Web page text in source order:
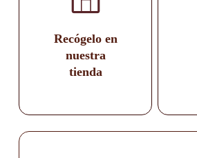
Recógelo en
nuestra
tienda